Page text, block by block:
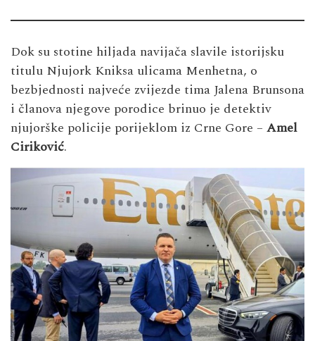
Dok su stotine hiljada navijača slavile istorijsku
titulu Njujork Kniksa ulicama Menhetna, o
bezbjednosti najveće zvijezde tima Jalena Brunsona
i članova njegove porodice brinuo je detektiv
njujorške policije porijeklom iz Crne Gore – Amel
Ciriković.